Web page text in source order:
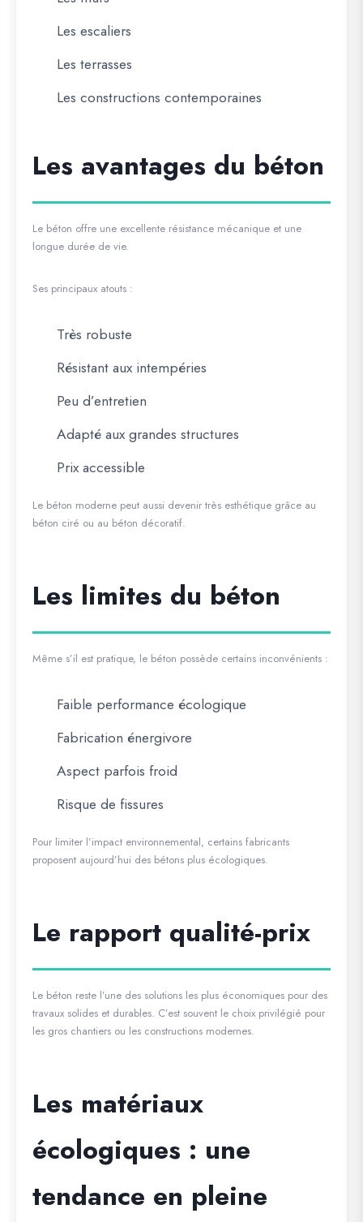
Les escaliers
Les terrasses
Les constructions contemporaines
Les avantages du béton
Le béton offre une excellente résistance mécanique et une
longue durée de vie.
Ses principaux atouts :
Très robuste
Résistant aux intempéries
Peu d’entretien
Adapté aux grandes structures
Prix accessible
Le béton moderne peut aussi devenir très esthétique grâce au
béton ciré ou au béton décoratif.
Les limites du béton
Même s’il est pratique, le béton possède certains inconvénients :
Faible performance écologique
Fabrication énergivore
Aspect parfois froid
Risque de fissures
Pour limiter l’impact environnemental, certains fabricants
proposent aujourd’hui des bétons plus écologiques.
Le rapport qualité-prix
Le béton reste l’une des solutions les plus économiques pour des
travaux solides et durables. C’est souvent le choix privilégié pour
les gros chantiers ou les constructions modernes.
Les matériaux
écologiques : une
tendance en pleine